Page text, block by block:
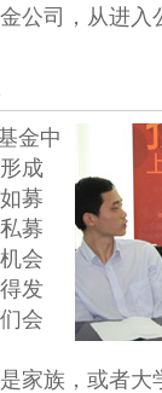
公司，从进入
金中
成
募
募
会
发
会
族，或者大